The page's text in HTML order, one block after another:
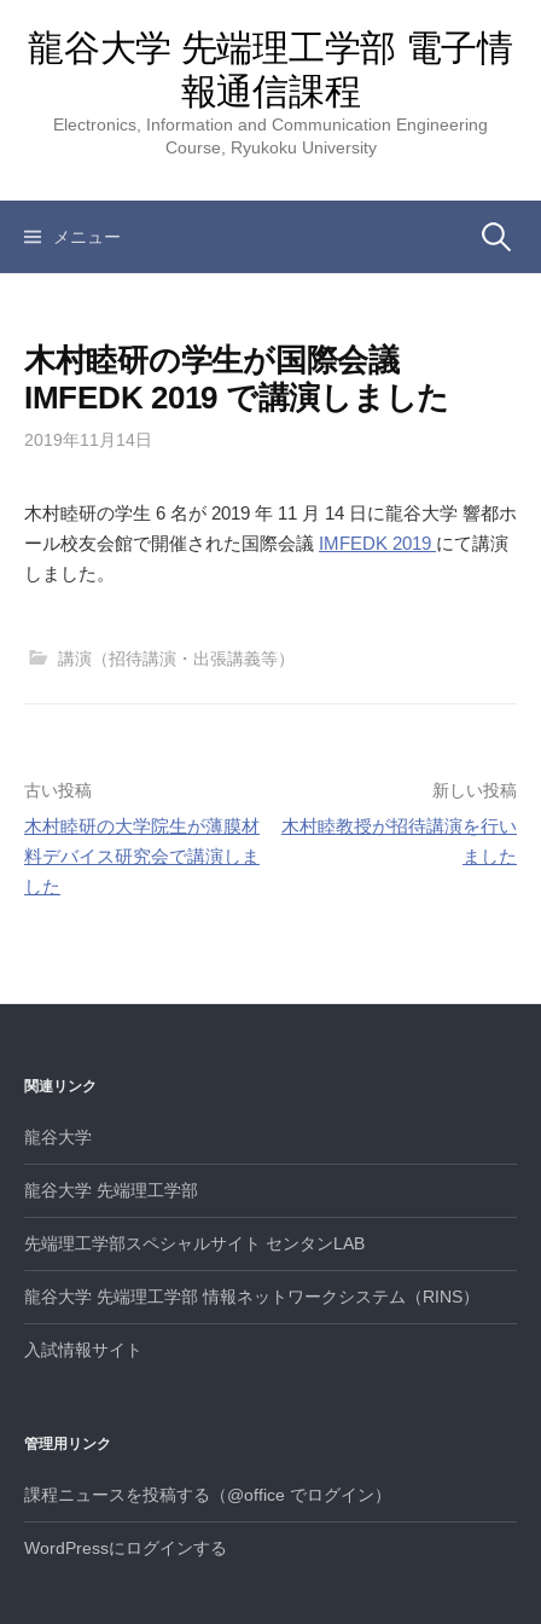
龍谷大学 先端理工学部 電子情
報通信課程
Electronics, Information and Communication Engineering
Course, Ryukoku University
メニュー 検
木村睦研の学生が国際会議
IMFEDK 2019 で講演しました
2019年11月14日
木村睦研の学生 6 名が 2019 年 11 月 14 日に龍谷大学 響都ホ
ール校友会館で開催された国際会議 IMFEDK 2019 にて講演
しました。
講演（招待講演・出張講義等）
投
稿
ナ
ー
ョ
ン
古い投稿
木村睦研の大学院生が薄膜材
料デバイス研究会で講演しま
した
新しい投稿
木村睦教授が招待講演を行い
ました
関連リンク
龍谷大学
龍谷大学 先端理工学部
先端理工学部スペシャルサイト センタンLAB
龍谷大学 先端理工学部 情報ネットワークシステム（RINS）
入試情報サイト
管理用リンク
課程ニュースを投稿する（@office でログイン）
WordPressにログインする